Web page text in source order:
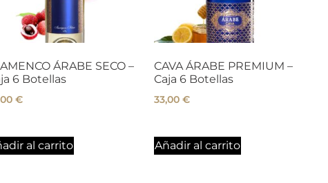
ÁRABE SECO –
6 Botellas
€
al carrito
CAVA ÁRABE PREMIUM –
Caja 6 Botellas
33,00 €
Añadir al carrito